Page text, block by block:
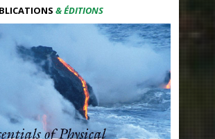
& ÉDITIONS